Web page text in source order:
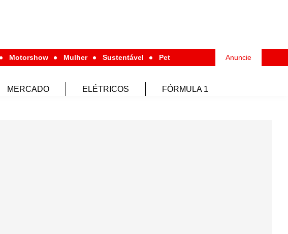
Motorshow Mulher Sustentável Pet Anuncie
MERCADO ELÉTRICOS FÓRMULA 1